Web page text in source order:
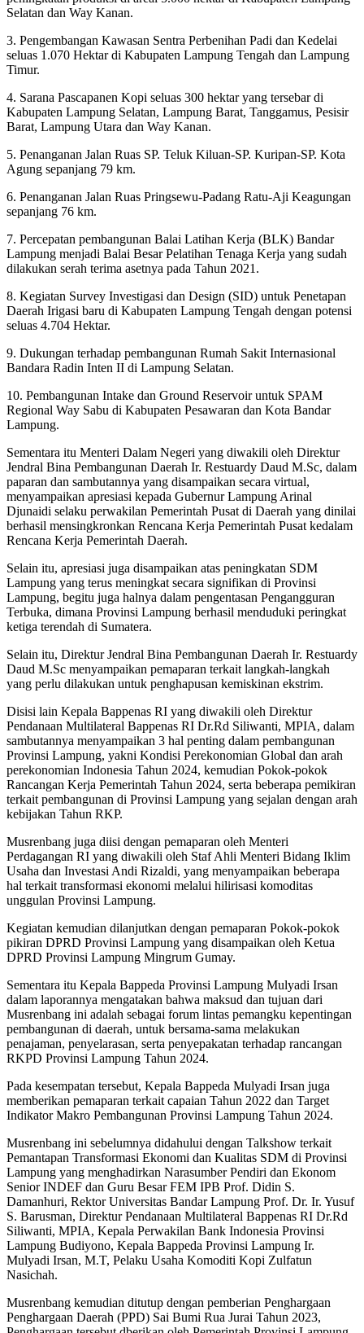
Selatan dan Way Kanan.
3. Pengembangan Kawasan Sentra Perbenihan Padi dan Kedelai
seluas 1.070 Hektar di Kabupaten Lampung Tengah dan Lampung
Timur.
4. Sarana Pascapanen Kopi seluas 300 hektar yang tersebar di
Kabupaten Lampung Selatan, Lampung Barat, Tanggamus, Pesisir
Barat, Lampung Utara dan Way Kanan.
5. Penanganan Jalan Ruas SP. Teluk Kiluan-SP. Kuripan-SP. Kota
Agung sepanjang 79 km.
6. Penanganan Jalan Ruas Pringsewu-Padang Ratu-Aji Keagungan
sepanjang 76 km.
7. Percepatan pembangunan Balai Latihan Kerja (BLK) Bandar
Lampung menjadi Balai Besar Pelatihan Tenaga Kerja yang sudah
dilakukan serah terima asetnya pada Tahun 2021.
8. Kegiatan Survey Investigasi dan Design (SID) untuk Penetapan
Daerah Irigasi baru di Kabupaten Lampung Tengah dengan potensi
seluas 4.704 Hektar.
9. Dukungan terhadap pembangunan Rumah Sakit Internasional
Bandara Radin Inten II di Lampung Selatan.
10. Pembangunan Intake dan Ground Reservoir untuk SPAM
Regional Way Sabu di Kabupaten Pesawaran dan Kota Bandar
Lampung.
Sementara itu Menteri Dalam Negeri yang diwakili oleh Direktur
Jendral Bina Pembangunan Daerah Ir. Restuardy Daud M.Sc, dalam
paparan dan sambutannya yang disampaikan secara virtual,
menyampaikan apresiasi kepada Gubernur Lampung Arinal
Djunaidi selaku perwakilan Pemerintah Pusat di Daerah yang dinilai
berhasil mensingkronkan Rencana Kerja Pemerintah Pusat kedalam
Rencana Kerja Pemerintah Daerah.
Selain itu, apresiasi juga disampaikan atas peningkatan SDM
Lampung yang terus meningkat secara signifikan di Provinsi
Lampung, begitu juga halnya dalam pengentasan Pengangguran
Terbuka, dimana Provinsi Lampung berhasil menduduki peringkat
ketiga terendah di Sumatera.
Selain itu, Direktur Jendral Bina Pembangunan Daerah Ir. Restuardy
Daud M.Sc menyampaikan pemaparan terkait langkah-langkah
yang perlu dilakukan untuk penghapusan kemiskinan ekstrim.
Disisi lain Kepala Bappenas RI yang diwakili oleh Direktur
Pendanaan Multilateral Bappenas RI Dr.Rd Siliwanti, MPIA, dalam
sambutannya menyampaikan 3 hal penting dalam pembangunan
Provinsi Lampung, yakni Kondisi Perekonomian Global dan arah
perekonomian Indonesia Tahun 2024, kemudian Pokok-pokok
Rancangan Kerja Pemerintah Tahun 2024, serta beberapa pemikiran
terkait pembangunan di Provinsi Lampung yang sejalan dengan arah
kebijakan Tahun RKP.
Musrenbang juga diisi dengan pemaparan oleh Menteri
Perdagangan RI yang diwakili oleh Staf Ahli Menteri Bidang Iklim
Usaha dan Investasi Andi Rizaldi, yang menyampaikan beberapa
hal terkait transformasi ekonomi melalui hilirisasi komoditas
unggulan Provinsi Lampung.
Kegiatan kemudian dilanjutkan dengan pemaparan Pokok-pokok
pikiran DPRD Provinsi Lampung yang disampaikan oleh Ketua
DPRD Provinsi Lampung Mingrum Gumay.
Sementara itu Kepala Bappeda Provinsi Lampung Mulyadi Irsan
dalam laporannya mengatakan bahwa maksud dan tujuan dari
Musrenbang ini adalah sebagai forum lintas pemangku kepentingan
pembangunan di daerah, untuk bersama-sama melakukan
penajaman, penyelarasan, serta penyepakatan terhadap rancangan
RKPD Provinsi Lampung Tahun 2024.
Pada kesempatan tersebut, Kepala Bappeda Mulyadi Irsan juga
memberikan pemaparan terkait capaian Tahun 2022 dan Target
Indikator Makro Pembangunan Provinsi Lampung Tahun 2024.
Musrenbang ini sebelumnya didahului dengan Talkshow terkait
Pemantapan Transformasi Ekonomi dan Kualitas SDM di Provinsi
Lampung yang menghadirkan Narasumber Pendiri dan Ekonom
Senior INDEF dan Guru Besar FEM IPB Prof. Didin S.
Damanhuri, Rektor Universitas Bandar Lampung Prof. Dr. Ir. Yusuf
S. Barusman, Direktur Pendanaan Multilateral Bappenas RI Dr.Rd
Siliwanti, MPIA, Kepala Perwakilan Bank Indonesia Provinsi
Lampung Budiyono, Kepala Bappeda Provinsi Lampung Ir.
Mulyadi Irsan, M.T, Pelaku Usaha Komoditi Kopi Zulfatun
Nasichah.
Musrenbang kemudian ditutup dengan pemberian Penghargaan
Penghargaan Daerah (PPD) Sai Bumi Rua Jurai Tahun 2023,